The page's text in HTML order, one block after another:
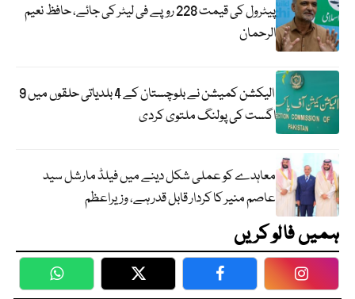
پیٹرول کی قیمت 228 روپے فی لیٹر کی جائے، حافظ نعیم
الرحمان
الیکشن کمیشن نے بلوچستان کے 4 بلدیاتی حلقوں میں 9
اگست کی پولنگ ملتوی کردی
معاہدے کو عملی شکل دینے میں فیلڈ مارشل سید
عاصم منیر کا کردار قابل قدر ہے، وزیراعظم
ہمیں فالو کریں
WhatsApp Twitter Facebook